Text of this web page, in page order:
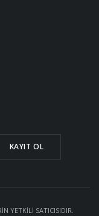
YETKİLİ SATICISIDIR.